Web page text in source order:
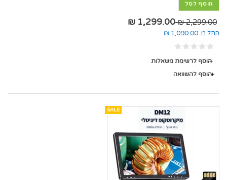
הוסף לסל
2,299.00 ₪
1,299.00 ₪
החל מ: 1,090.00 ₪
הוסף לרשימת משאלות
הוסף להשוואה
SALE